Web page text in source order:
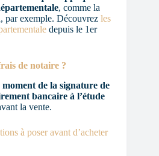
, comme la
par exemple. Découvrez les
depuis le 1er
de notaire ?
moment de la signature de
bancaire à l’étude
la vente.
à poser avant d’acheter